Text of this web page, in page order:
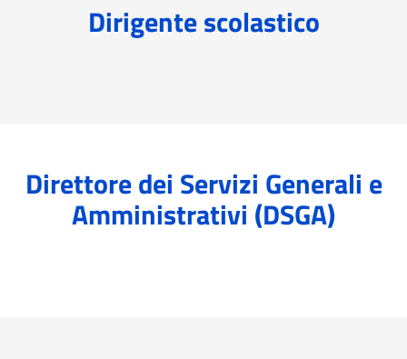
Dirigente scolastico
Direttore dei Servizi Generali e
Amministrativi (DSGA)